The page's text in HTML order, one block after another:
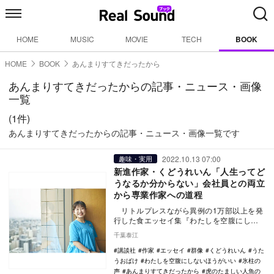
HOME MUSIC MOVIE TECH BOOK
HOME BOOK あんまりすてきだったから
あんまりすてきだったからの記事・ニュース・画像
一覧
(1件)
あんまりすてきだったからの記事・ニュース・画像一覧です
趣味・実用 2022.10.13 07:00
新進作家・くどうれいん「人生ってど
うなるか分からない」会社員との両立
から専業作家への道程
リトルプレスながら異例の1万部以上を発
行した食エッセイ集『わたしを空腹にしな
いほうがいい』（BOOKNERD）にはじま
り、…
千葉泰江
講談社
作家 エッセイ 群像 くどうれいん
うた
うおばけ
わたしを空腹にしないほうがいい
氷柱の
声
あんまりすてきだったから
虎のたましい人魚の